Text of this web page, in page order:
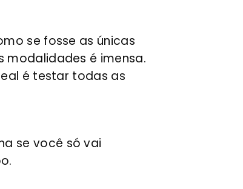
se fosse as únicas
modalidades é imensa.
é testar todas as
se você só vai